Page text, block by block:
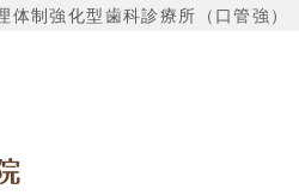
制強化型歯科診療所（口管強）